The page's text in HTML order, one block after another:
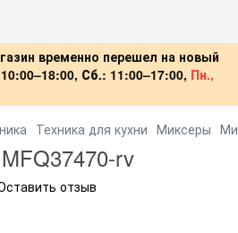
временно перешел на новый
10:00–18:00, Сб.: 11:00–17:00, Пн.,
Техника для кухни Миксеры
rv
отзыв